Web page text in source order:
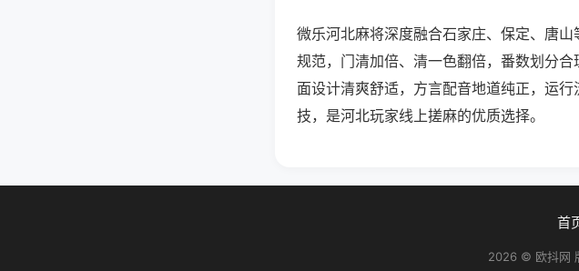
微乐河北麻将深度融合石家庄、保定、唐
规范，门清加倍、清一色翻倍，番数划分
面设计清爽舒适，方言配音地道纯正，运
技，是河北玩家线上搓麻的优质选择。
首
2026 © 欧抖网